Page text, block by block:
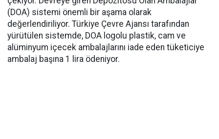
(DOA) sistemi önemli bir aşama olarak
değerlendiriliyor. Türkiye Çevre Ajansı tarafından
yürütülen sistemde, DOA logolu plastik, cam ve
alüminyum içecek ambalajlarını iade eden tüketiciye
ambalaj başına 1 lira ödeniyor.